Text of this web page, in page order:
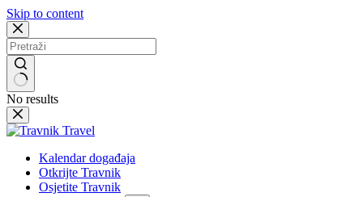
Skip to content
No results
Kalendar događaja
Otkrijte Travnik
Osjetite Travnik